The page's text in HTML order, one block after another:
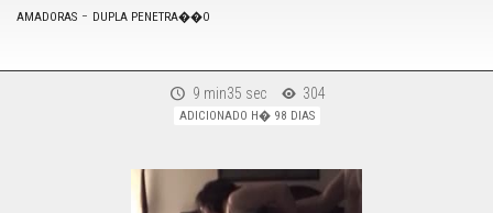
AMADORAS - DUPLA PENETRA��O
9 min35 sec 304
ADICIONADO H� 98 DIAS